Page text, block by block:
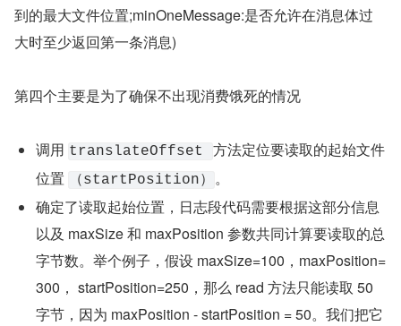
到的最大文件位置;minOneMessage:是否允许在消息体过
大时至少返回第一条消息)
第四个主要是为了确保不出现消费饿死的情况
调用 translateOffset 方法定位要读取的起始文件
位置
（startPosition）
。
确定了读取起始位置，日志段代码需要根据这部分信息
以及 maxSize 和 maxPosition 参数共同计算要读取的总
字节数。举个例子，假设 maxSize=100，maxPosition=
300， startPosition=250，那么 read 方法只能读取 50
字节，因为 maxPosition - startPosition = 50。我们把它